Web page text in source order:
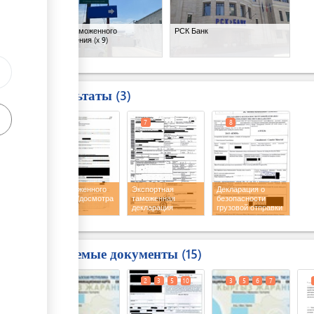
Место таможенного
оформления(x 9)
РСК Банк
Результаты 3
Акт таможенного
осмотра/досмотра
Экспортная
таможенная
декларация
7
Декларация о
безопасности
грузовой отправки
с печатью
8
Требуемые документы 15
2 3 5 10 3 5 6 7